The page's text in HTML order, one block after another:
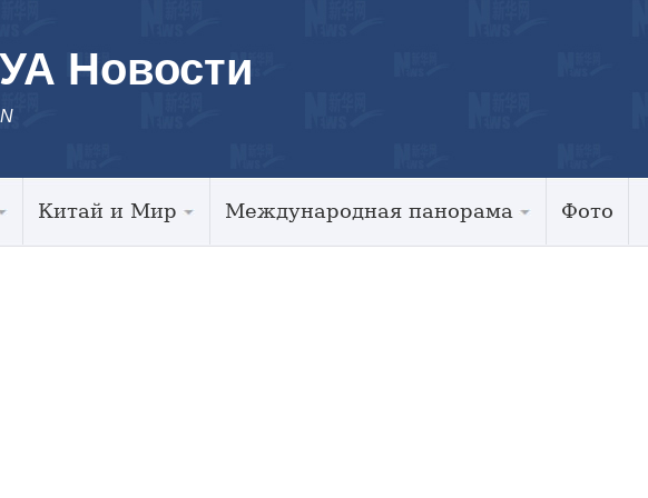
Новости
Китай и Мир Международная панорама Фото